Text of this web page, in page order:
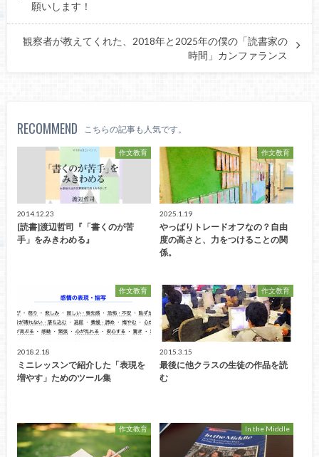
願いします！
観察者が教えてくれた、2018年と2025年の僕の「読書家の
時間」カンファランス
RECOMMEND こちらの記事も人気です。
作文教育
2014.12.23
[読書]渡辺哲司『「書くのが苦
手」をみきわめる』
作文教育
2025.1.19
やっぱりトレードオフなの？自由
度の高さと、力をつけることの関
係。
作文教育
2018.2.18
ミニレッスンで紹介した「表現を
増やす」ためのツール集
作文教育
2015.3.15
最後に他クラスの生徒の作品を読
む
作文教育 In the Middle